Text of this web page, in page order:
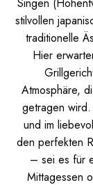
stilvollen
traditionelle
Hier
Atmosphäre,
getragen
und im
den perfekten
– sei es für
Mittagessen